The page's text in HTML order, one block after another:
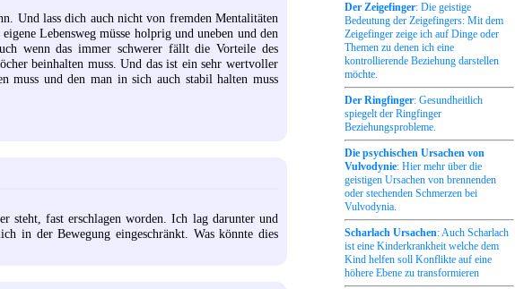
Und lass dich auch nicht von fremden Mentalitäten
Lebensweg müsse holprig und uneben und den
wenn das immer schwerer fällt die Vorteile des
beinhalten muss. Und das ist ein sehr wertvoller
muss und den man in sich auch stabil halten muss
steht, fast erschlagen worden. Ich lag darunter und
in der Bewegung eingeschränkt. Was könnte dies
Der Zeigefinger: Die geistige
Bedeutung der Zeigefingers: Mit dem
Zeigefinger zeige ich auf Dinge oder
Themen zu denen ich eine
kontrollierende Beziehung darstellen
möchte.
Der Ringfinger: Gesundheitlich
spiegelt der Ringfinger
Beziehungsprobleme.
Die psychischen Ursachen von
Vulvodynie: Hier mehr über die
geistigen Ursachen von brennenden
oder stechenden Schmerzen bei
Vulvodynia.
Scharlach Ursachen: Auch Scharlach
ist eine Kinderkrankheit welche dem
Kind helfen soll Konflikte auf eine
höhere Ebene zu transformieren